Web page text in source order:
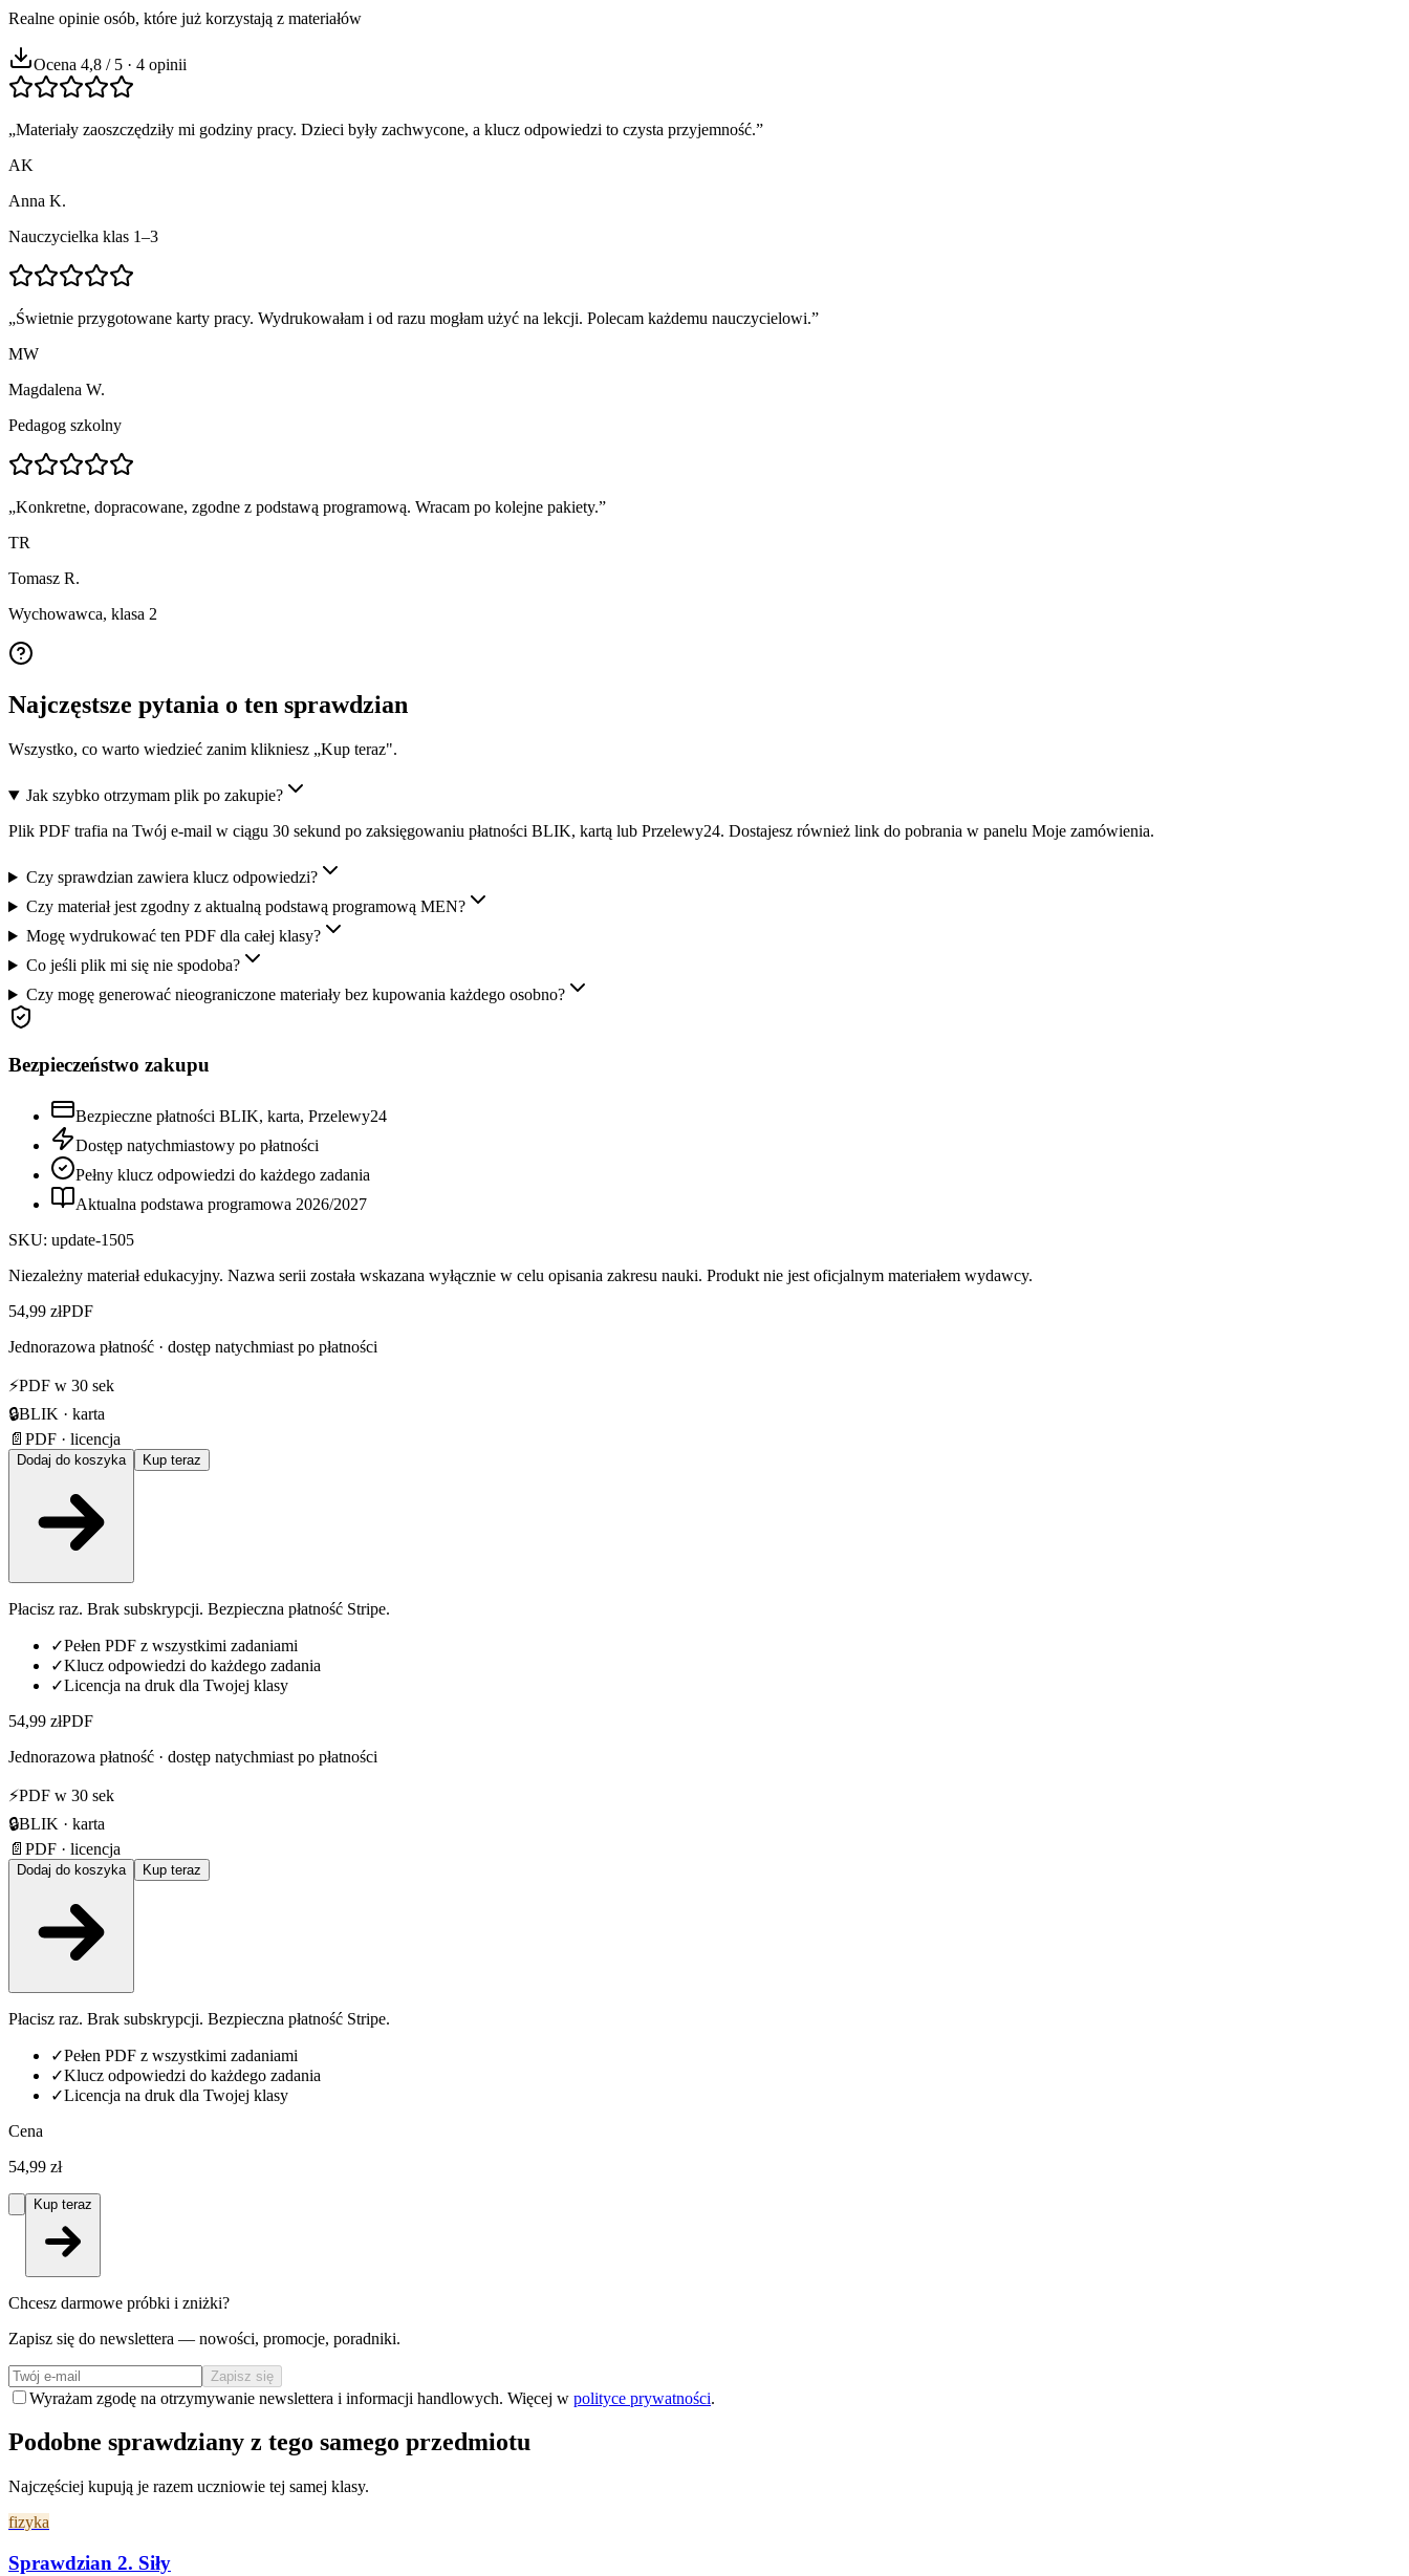
Realne opinie osób, które już korzystają z materiałów
Ocena 4,8 / 5 · 4 opinii
„Materiały zaoszczędziły mi godziny pracy. Dzieci były zachwycone, a klucz odpowiedzi to czysta przyjemność.”
AK
Anna K.
Nauczycielka klas 1–3
„Świetnie przygotowane karty pracy. Wydrukowałam i od razu mogłam użyć na lekcji. Polecam każdemu nauczycielowi.”
MW
Magdalena W.
Pedagog szkolny
„Konkretne, dopracowane, zgodne z podstawą programową. Wracam po kolejne pakiety.”
TR
Tomasz R.
Wychowawca, klasa 2
Najczęstsze pytania o ten sprawdzian
Wszystko, co warto wiedzieć zanim klikniesz „Kup teraz".
Jak szybko otrzymam plik po zakupie?
Plik PDF trafia na Twój e-mail w ciągu 30 sekund po zaksięgowaniu płatności BLIK, kartą lub Przelewy24. Dostajesz również link do pobrania w panelu Moje zamówienia.
Czy sprawdzian zawiera klucz odpowiedzi?
Czy materiał jest zgodny z aktualną podstawą programową MEN?
Mogę wydrukować ten PDF dla całej klasy?
Co jeśli plik mi się nie spodoba?
Czy mogę generować nieograniczone materiały bez kupowania każdego osobno?
Bezpieczeństwo zakupu
Bezpieczne płatności BLIK, karta, Przelewy24
Dostęp natychmiastowy po płatności
Pełny klucz odpowiedzi do każdego zadania
Aktualna podstawa programowa 2026/2027
SKU: update-1505
Niezależny materiał edukacyjny. Nazwa serii została wskazana wyłącznie w celu opisania zakresu nauki. Produkt nie jest oficjalnym materiałem wydawcy.
54,99 złPDF
Jednorazowa płatność · dostęp natychmiast po płatności
⚡PDF w 30 sek
🔒BLIK · karta
📄 PDF · licencja
Dodaj do koszyka Kup teraz
Płacisz raz. Brak subskrypcji. Bezpieczna płatność Stripe.
✓Pełen PDF z wszystkimi zadaniami
✓Klucz odpowiedzi do każdego zadania
✓Licencja na druk dla Twojej klasy
54,99 złPDF
Jednorazowa płatność · dostęp natychmiast po płatności
⚡PDF w 30 sek
🔒BLIK · karta
📄 PDF · licencja
Dodaj do koszyka Kup teraz
Płacisz raz. Brak subskrypcji. Bezpieczna płatność Stripe.
✓Pełen PDF z wszystkimi zadaniami
✓Klucz odpowiedzi do każdego zadania
✓Licencja na druk dla Twojej klasy
Cena
54,99 zł
Kup teraz
Chcesz darmowe próbki i zniżki?
Zapisz się do newslettera — nowości, promocje, poradniki.
Zapisz się
Wyrażam zgodę na otrzymywanie newslettera i informacji handlowych. Więcej w polityce prywatności.
Podobne sprawdziany z tego samego przedmiotu
Najczęściej kupują je razem uczniowie tej samej klasy.
fizyka
Sprawdzian 2. Siły